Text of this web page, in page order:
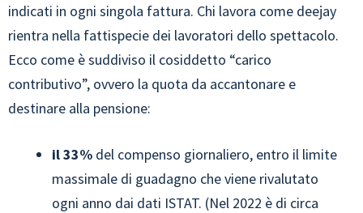
indicati in ogni singola fattura. Chi lavora come deejay
rientra nella fattispecie dei lavoratori dello spettacolo.
Ecco come è suddiviso il cosiddetto “carico
contributivo”, ovvero la quota da accantonare e
destinare alla pensione:
il 33% del compenso giornaliero, entro il limite
massimale di guadagno che viene rivalutato
ogni anno dai dati ISTAT. (Nel 2022 è di circa